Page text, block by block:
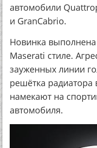
автомобили
и GranCabrio.
Новинка
Maserati стиле.
зауженных линии
решётка
намекают на
автомобиля.